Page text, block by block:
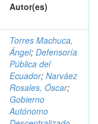
Autor(es)
Torres Machuca,
Ángel; Defensoría
Pública del
Ecuador; Narváez
Rosales, Óscar;
Gobierno
Autónomo